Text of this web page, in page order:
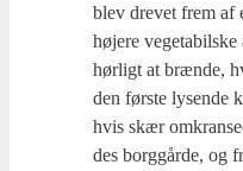
blev dre­vet frem af
høje­re
hør­ligt at bræn­de,
den før­ste lysen­de
hvis skær
des borg­går­de, og